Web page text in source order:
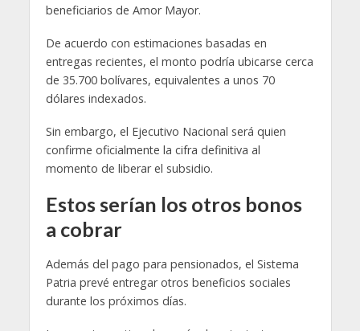
beneficiarios de Amor Mayor.
De acuerdo con estimaciones basadas en
entregas recientes, el monto podría ubicarse cerca
de 35.700 bolívares, equivalentes a unos 70
dólares indexados.
Sin embargo, el Ejecutivo Nacional será quien
confirme oficialmente la cifra definitiva al
momento de liberar el subsidio.
Estos serían los otros bonos
a cobrar
Además del pago para pensionados, el Sistema
Patria prevé entregar otros beneficios sociales
durante los próximos días.